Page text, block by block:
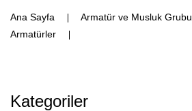
Armatür ve Musluk Grubu
İç Mekan Çöp Kovaları
Ana Sayfa Armatür ve Musluk Grubu
Armatürler
Kategoriler